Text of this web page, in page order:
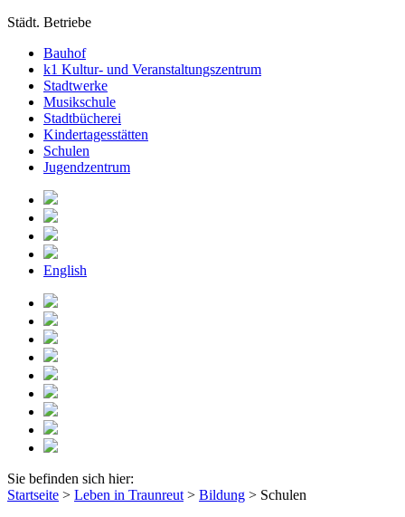
Städt. Betriebe
Bauhof
k1 Kultur- und Veranstaltungszentrum
Stadtwerke
Musikschule
Stadtbücherei
Kindertagesstätten
Schulen
Jugendzentrum
English
Sie befinden sich hier:
Startseite > Leben in Traunreut > Bildung > Schulen